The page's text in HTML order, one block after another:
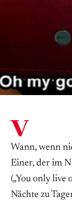
v
Wann, wenn
Einer, der im
(„You only live
Nächte zu